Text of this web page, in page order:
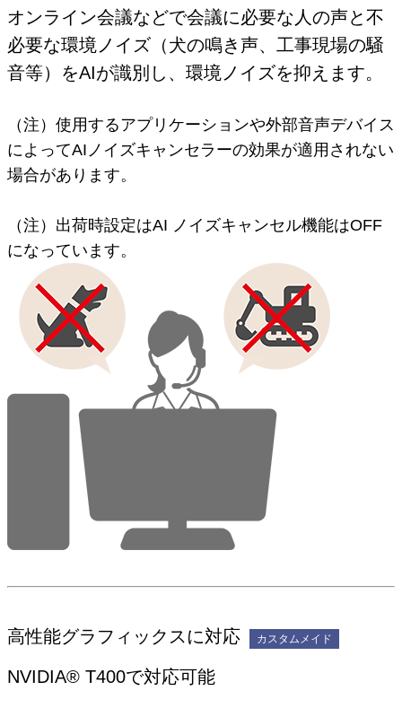
オンライン会議などで会議に必要な人の声と不
必要な環境ノイズ（犬の鳴き声、工事現場の騒
音等）をAIが識別し、環境ノイズを抑えます。
（注）使用するアプリケーションや外部音声デバイス
によってAIノイズキャンセラーの効果が適用されない
場合があります。
（注）出荷時設定はAI ノイズキャンセル機能はOFF
になっています。
高性能グラフィックスに対応 カスタムメイド
NVIDIA® T400で対応可能